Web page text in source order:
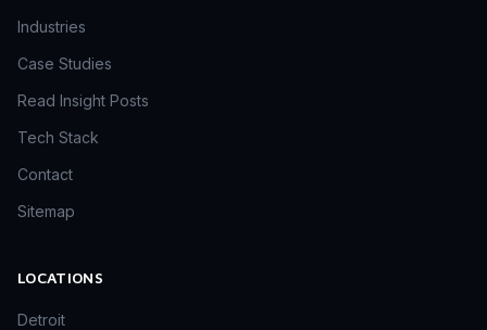
Industries
Case Studies
Read Insight Posts
Tech Stack
Contact
Sitemap
LOCATIONS
Detroit